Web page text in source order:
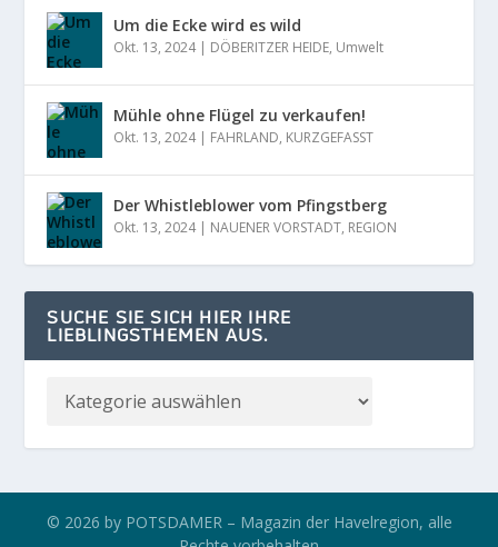
Um die Ecke wird es wild
Okt. 13, 2024| DÖBERITZER HEIDE, Umwelt
Mühle ohne Flügel zu verkaufen!
Okt. 13, 2024| FAHRLAND, KURZGEFASST
Der Whistleblower vom Pfingstberg
Okt. 13, 2024| NAUENER VORSTADT, REGION
SUCHE SIE SICH HIER IHRE
LIEBLINGSTHEMEN AUS.
© 2026 by POTSDAMER – Magazin der Havelregion, alle